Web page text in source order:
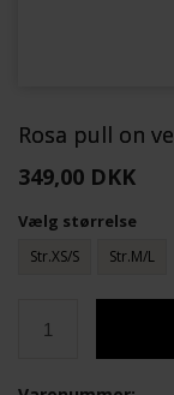
Rosa pull on
349,00 DKK
Vælg størrelse
Str.XS/S Str.M/L